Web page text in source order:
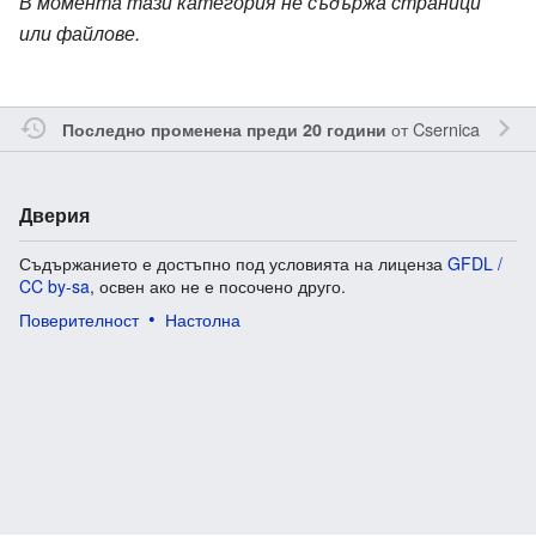
или файлове.
Последно променена преди 20 години отCsernica
Дверия
Съдържанието е достъпно под условията на лиценза GFDL /
CC by-sa, освен ако не е посочено друго.
Поверителност
Настолна